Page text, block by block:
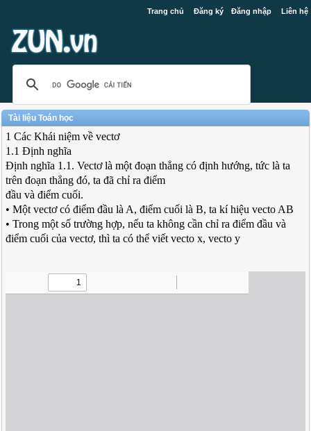
Trang chủ Đăng ký Đăng nhập Liên hệ
Tài liệu Toán học
1 Các Khái niệm về vectơ
1.1 Định nghĩa
Định nghĩa 1.1. Vectơ là một đoạn thẳng có định hướng, tức là ta
trên đoạn thẳng đó, ta đã chỉ ra điểm
đầu và điểm cuối.
• Một vectơ có điểm đầu là A, điểm cuối là B, ta kí hiệu vecto AB
• Trong một số trường hợp, nếu ta không cần chỉ ra điểm đầu và
điểm cuối của vectơ, thì ta có thể viết vecto x, vecto y